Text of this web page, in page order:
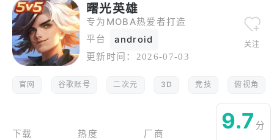
曙光英雄
专为MOBA热爱者打造
平台
android
更新时间： 2026-07-03
关注
官网 谷歌账号 二次元 3D 竞技 俯视角
下载 热度 厂商
9.7 分